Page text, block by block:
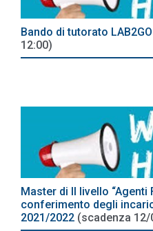
Bando di tutorato LAB2GO
12:00)
Master di II livello
conferimento degli
2021/2022 (scadenza 12/